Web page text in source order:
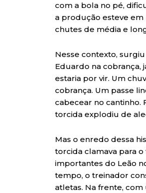
com a bola no pé,
a produção esteve em
chutes de média e
Nesse contexto,
Eduardo na cobrança,
estaria por vir. Um
cobrança. Um passe
cabecear no cantinho.
torcida explodiu de
Mas o enredo dessa
torcida clamava para
importantes do Leão
tempo, o treinador
atletas. Na frente,